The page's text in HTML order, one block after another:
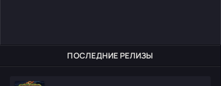
ПОСЛЕДНИЕ РЕЛИЗЫ